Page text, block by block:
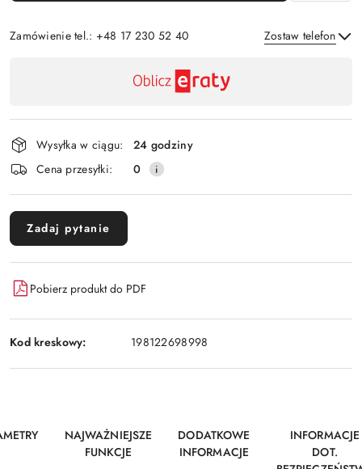
Zamówienie tel.: +48 17 230 52 40 Zostaw telefon
płatność
i
dostawa
Wysyłka w ciągu:
24 godziny
Cena przesyłki:
0
Zadaj pytanie
Pobierz produkt do PDF
Kod kreskowy: 198122698998
NAJWAŻNIEJSZE
FUNKCJE
DODATKOWE
INFORMACJE
INFORMACJE
DOT.